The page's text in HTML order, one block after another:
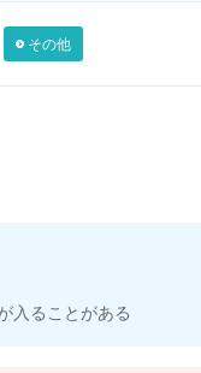
その他
入ることがある